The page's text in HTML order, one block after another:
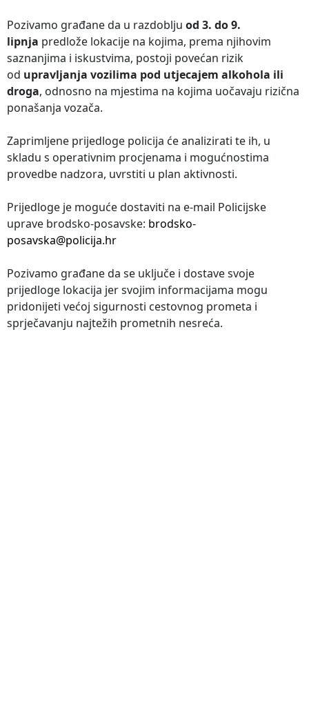
Pozivamo građane da u razdoblju od 3. do 9.
lipnja predlože lokacije na kojima, prema njihovim
saznanjima i iskustvima, postoji povećan rizik
od upravljanja vozilima pod utjecajem alkohola ili
droga, odnosno na mjestima na kojima uočavaju rizična
ponašanja vozača.
Zaprimljene prijedloge policija će analizirati te ih, u
skladu s operativnim procjenama i mogućnostima
provedbe nadzora, uvrstiti u plan aktivnosti.
Prijedloge je moguće dostaviti na e-mail Policijske
uprave brodsko-posavske: brodsko-
posavska@policija.hr
Pozivamo građane da se uključe i dostave svoje
prijedloge lokacija jer svojim informacijama mogu
pridonijeti većoj sigurnosti cestovnog prometa i
sprječavanju najtežih prometnih nesreća.